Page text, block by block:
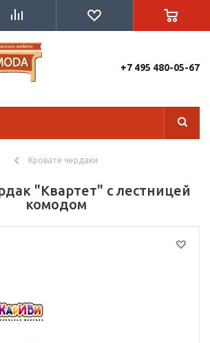
+7 495 480-05-67
Кровати чердаки
"Квартет" с лестницей
комодом